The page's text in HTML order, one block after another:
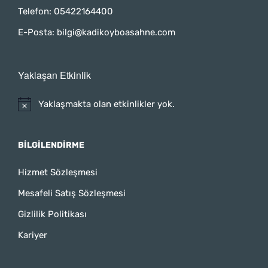
Telefon: 05422164400
E-Posta: bilgi@kadikoyboasahne.com
Yaklaşan Etkinlik
Yaklaşmakta olan etkinlikler yok.
BILGILENDIRME
Hizmet Sözleşmesi
Mesafeli Satış Sözleşmesi
Gizlilik Politikası
Kariyer